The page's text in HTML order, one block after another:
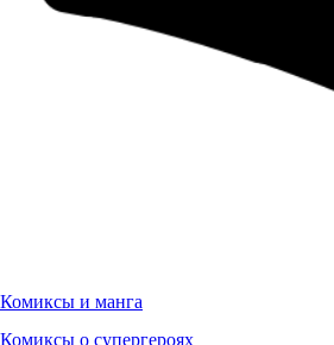
Комиксы и манга
Комиксы о супергероях